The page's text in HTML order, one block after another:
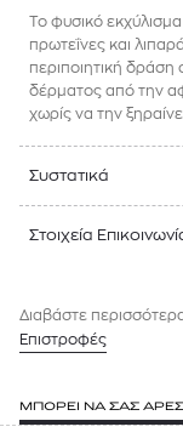
Το φυσικό
πρωτεΐνες και
περιποιητική
δέρματος από την
χωρίς να την
Συστατικά
Στοιχεία
Διαβάστε
Επιστροφές
ΜΠΟΡΕΙ ΝΑ ΣΑΣ